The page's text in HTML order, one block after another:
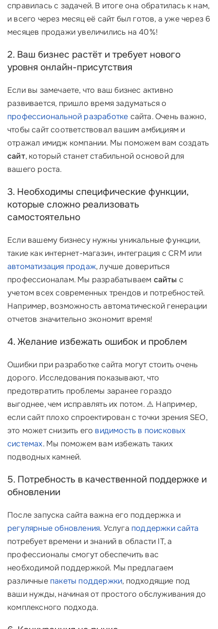
справилась с задачей. В итоге она обратилась к нам,
и всего через месяц её сайт был готов, а уже через 6
месяцев продажи увеличились на 40%!
2. Ваш бизнес растёт и требует нового
уровня онлайн-присутствия
Если вы замечаете, что ваш бизнес активно
развивается, пришло время задуматься о
профессиональной разработке сайта. Очень важно,
чтобы сайт соответствовал вашим амбициям и
отражал имидж компании. Мы поможем вам создать
сайт, который станет стабильной основой для
вашего роста.
3. Необходимы специфические функции,
которые сложно реализовать
самостоятельно
Если вашему бизнесу нужны уникальные функции,
такие как интернет-магазин, интеграция с CRM или
автоматизация продаж, лучше довериться
профессионалам. Мы разрабатываем сайты с
учетом всех современных трендов и потребностей.
Например, возможность автоматической генерации
отчетов значительно экономит время!
4. Желание избежать ошибок и проблем
Ошибки при разработке сайта могут стоить очень
дорого. Исследования показывают, что
предотвратить проблемы заранее гораздо
выгоднее, чем исправлять их потом. ⚠️ Например,
если сайт плохо спроектирован с точки зрения SEO,
это может снизить его видимость в поисковых
системах. Мы поможем вам избежать таких
подводных камней.
5. Потребность в качественной поддержке и
обновлении
После запуска сайта важна его поддержка и
регулярные обновления. Услуга поддержки сайта
потребует времени и знаний в области IT, а
профессионалы смогут обеспечить вас
необходимой поддержкой. Мы предлагаем
различные пакеты поддержки, подходящие под
ваши нужды, начиная от простого обслуживания до
комплексного подхода.